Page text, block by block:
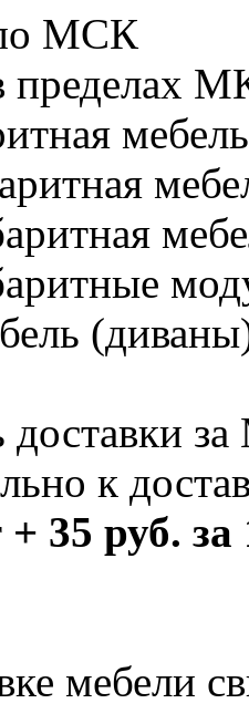
МСК
пределах
доставки
к
+ 35 руб.
мебели